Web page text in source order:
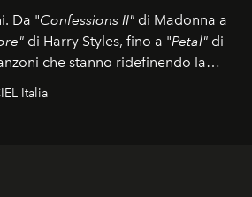
Da "Confessions II" di Madonna a
di Harry Styles, fino a "Petal" di
che stanno ridefinendo la
stagione.
Italia